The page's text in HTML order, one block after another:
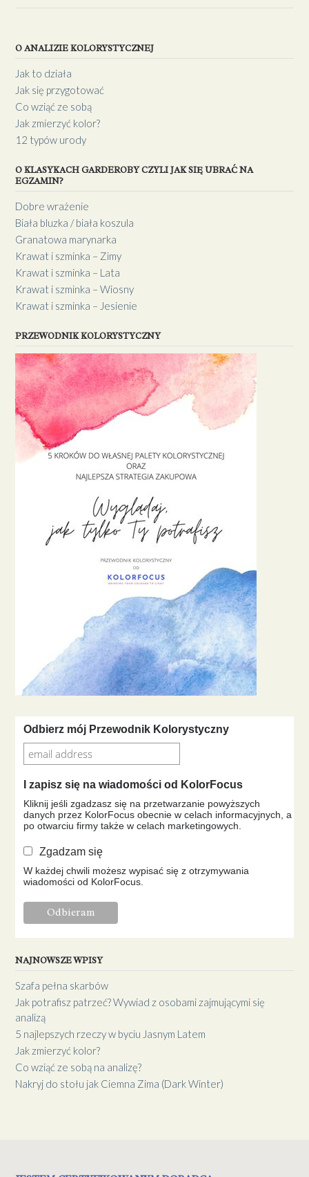
O ANALIZIE KOLORYSTYCZNEJ
Jak to działa
Jak się przygotować
Co wziąć ze sobą
Jak zmierzyć kolor?
12 typów urody
O KLASYKACH GARDEROBY CZYLI JAK SIĘ UBRAĆ NA
EGZAMIN?
Dobre wrażenie
Biała bluzka / biała koszula
Granatowa marynarka
Krawat i szminka – Zimy
Krawat i szminka – Lata
Krawat i szminka – Wiosny
Krawat i szminka – Jesienie
PRZEWODNIK KOLORYSTYCZNY
Odbierz mój Przewodnik Kolorystyczny
I zapisz się na wiadomości od KolorFocus
Kliknij jeśli zgadzasz się na przetwarzanie powyższych
danych przez KolorFocus obecnie w celach informacyjnych, a
po otwarciu firmy także w celach marketingowych.
Zgadzam się
W każdej chwili możesz wypisać się z otrzymywania
wiadomości od KolorFocus.
NAJNOWSZE WPISY
Szafa pełna skarbów
Jak potrafisz patrzeć? Wywiad z osobami zajmującymi się
analizą
5 najlepszych rzeczy w byciu Jasnym Latem
Jak zmierzyć kolor?
Co wziąć ze sobą na analizę?
Nakryj do stołu jak Ciemna Zima (Dark Winter)